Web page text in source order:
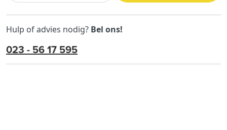
Hulp of advies nodig? Bel ons!
023 - 56 17 595